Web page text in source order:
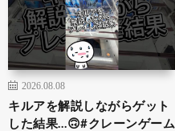
2026.08.08
キルアを解説しながらゲット
した結果…🙃#クレーンゲーム